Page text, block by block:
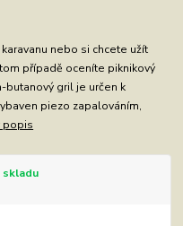
nebo si chcete užít
případě oceníte piknikový
butanový gril je určen k
piezo zapalováním,
popis
skladu